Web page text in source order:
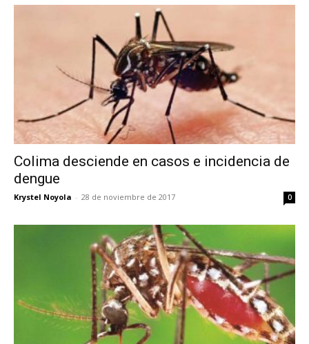
Colima desciende en casos e incidencia de
dengue
Krystel Noyola - 28 de noviembre de 2017 0